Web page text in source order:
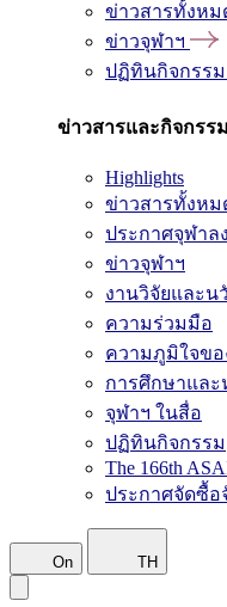
ข่าวสารทั้งหม
ข่าวจุฬาฯ
ปฏิทินกิจกรรม
ข่าวสารและกิจกรรม
Highlights
ข่าวสารทั้งหม
ประกาศจุฬา
ข่าวจุฬาฯ
งานวิจัยและน
ความร่วมมือ
ความภูมิใจขอ
การศึกษาและ
จุฬาฯ ในสื่อ
ปฏิทินกิจกรรม
The 166th
ประกาศจัดซื้อ
On TH